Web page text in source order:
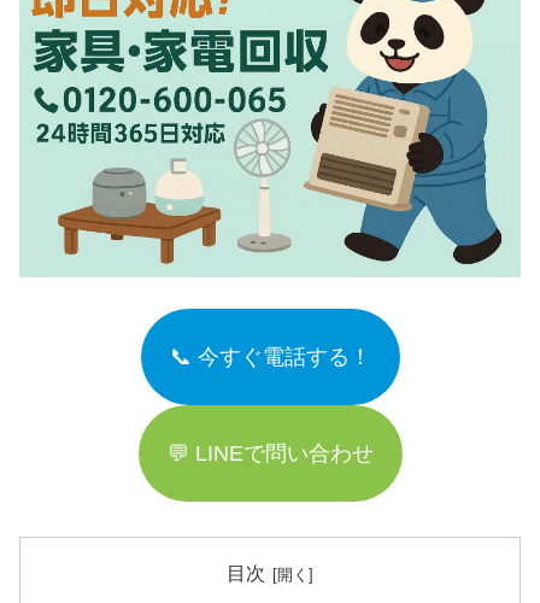
📞 今すぐ電話する！
💬 LINEで問い合わせ
目次